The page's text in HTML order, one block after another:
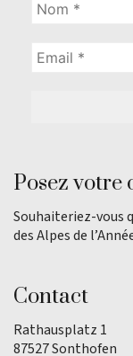
Posez votre
Souhaiteriez-vous
des Alpes de
Contact
Rathausplatz 1
87527 Sonthofen